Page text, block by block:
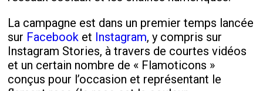
La campagne est dans un premier temps lancée
sur Facebook et Instagram, y compris sur
Instagram Stories, à travers de courtes vidéos
et un certain nombre de « Flamoticons »
conçus pour l’occasion et représentant le